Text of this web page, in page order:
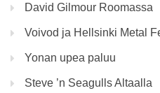
David Gilmour Roomassa
Voivod ja Hellsinki Metal
Yonan upea paluu
Steve ’n Seagulls Altaalla